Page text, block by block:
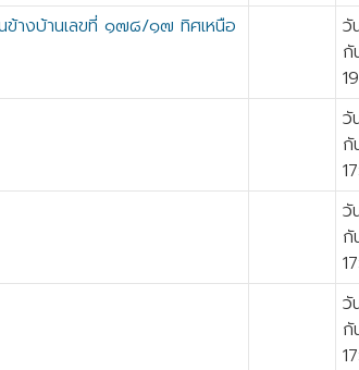
ข้างบ้านเลขที่ ๑๗๘/๑๗ ทิศเหนือ
วั
กั
วั
กั
วั
กั
วั
กั